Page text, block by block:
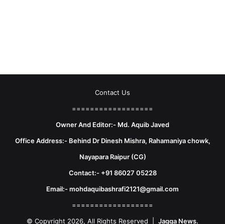
Contact Us
==================
Owner And Editor:- Md. Aquib Javed
Office Address:- Behind Dr Dinesh Mishra, Rahamaniya chowk,
Nayapara Raipur (CG)
Contact:- +91 86027 05228
Email:- mohdaquibashrafi2121@gmail.com
==================
© Copyright 2026, All Rights Reserved | Jagga News.